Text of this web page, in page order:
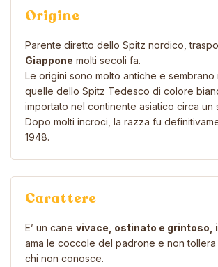
Origine
Parente diretto dello Spitz nordico,
Giappone molti secoli fa.
Le origini sono molto antiche e sembrano
quelle dello Spitz Tedesco di colore
importato nel continente asiatico circa un
Dopo molti incroci, la razza fu
1948.
Carattere
E’ un cane vivace, ostinato e grintoso,
ama le coccole del padrone e non
chi non conosce.